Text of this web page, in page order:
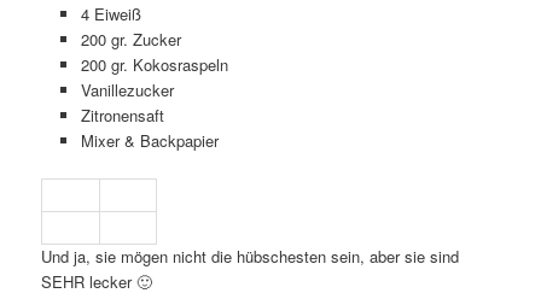
4 Eiweiß
200 gr. Zucker
200 gr. Kokosraspeln
Vanillezucker
Zitronensaft
Mixer & Backpapier
Und ja, sie mögen nicht die hübschesten sein, aber sie sind
SEHR lecker 🙂